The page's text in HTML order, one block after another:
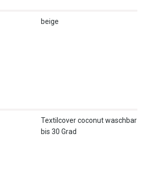
beige
Textilcover coconut waschbar
bis 30 Grad